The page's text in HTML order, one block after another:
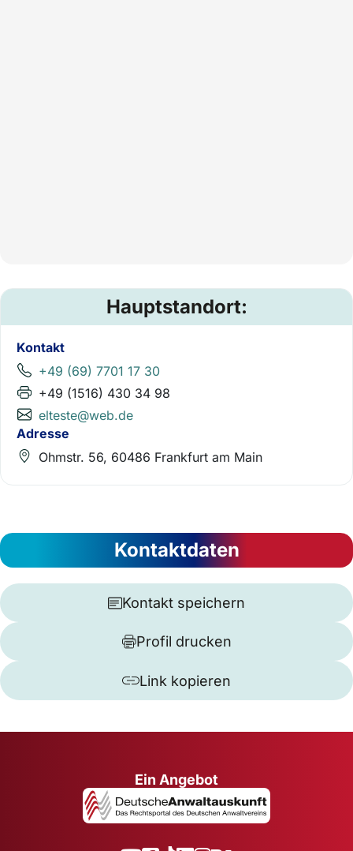
Hauptstandort:
Kontakt
+49 (69) 7701 17 30
+49 (1516) 430 34 98
elteste@web.de
Adresse
Ohmstr. 56, 60486 Frankfurt am Main
Kontaktdaten
Kontakt speichern
Profil drucken
Link kopieren
Ein Angebot